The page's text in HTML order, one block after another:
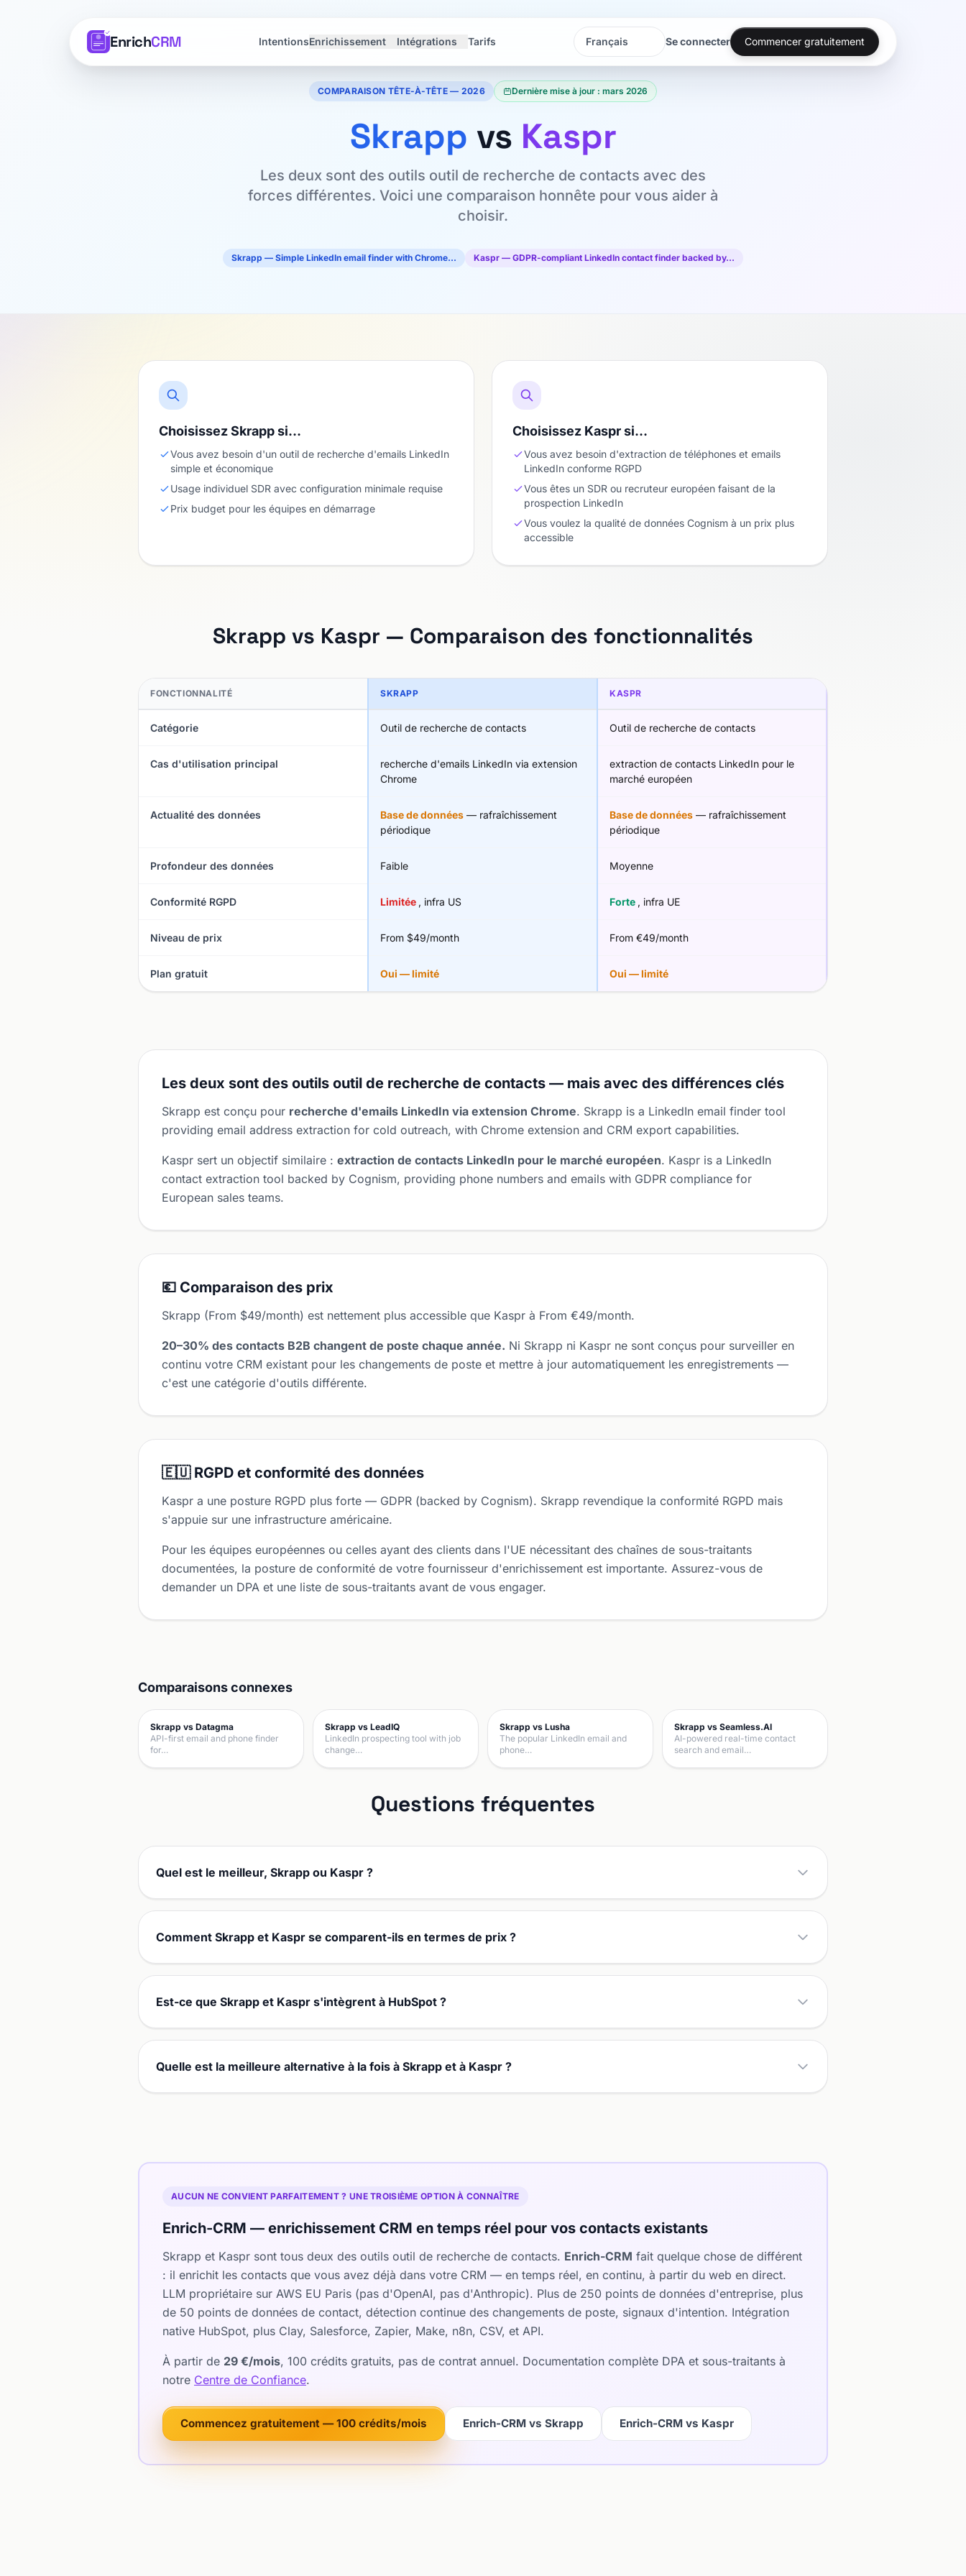
EnrichCRM IntentionsEnrichissement Intégrations Tarifs
Langue
Langue
Se connecter Commencer gratuitement
COMPARAISON TÊTE-À-TÊTE — 2026 Dernière mise à jour : mars 2026
Skrapp vs Kaspr
Les deux sont des outils outil de recherche de contacts avec des
forces différentes. Voici une comparaison honnête pour vous aider à
choisir.
Skrapp — Simple LinkedIn email finder with Chrome… Kaspr — GDPR-compliant LinkedIn contact finder backed by…
Choisissez Skrapp si…
Vous avez besoin d'un outil de recherche d'emails LinkedIn
simple et économique
Usage individuel SDR avec configuration minimale requise
Prix budget pour les équipes en démarrage
Choisissez Kaspr si…
Vous avez besoin d'extraction de téléphones et emails
LinkedIn conforme RGPD
Vous êtes un SDR ou recruteur européen faisant de la
prospection LinkedIn
Vous voulez la qualité de données Cognism à un prix plus
accessible
Skrapp vs Kaspr — Comparaison des fonctionnalités
FONCTIONNALITÉ SKRAPP KASPR
Catégorie Outil de recherche de contacts Outil de recherche de contacts
Cas d'utilisation principal
recherche d'emails LinkedIn via extension
Chrome
extraction de contacts LinkedIn pour le
marché européen
Actualité des données Base de données — rafraîchissement
périodique
Base de données — rafraîchissement
périodique
Profondeur des données Faible Moyenne
Conformité RGPD Limitée , infra US Forte , infra UE
Niveau de prix From $49/month From €49/month
Plan gratuit Oui — limité Oui — limité
Les deux sont des outils outil de recherche de contacts — mais avec des différences clés
Skrapp est conçu pour recherche d'emails LinkedIn via extension Chrome. Skrapp is a LinkedIn email finder tool
providing email address extraction for cold outreach, with Chrome extension and CRM export capabilities.
Kaspr sert un objectif similaire : extraction de contacts LinkedIn pour le marché européen. Kaspr is a LinkedIn
contact extraction tool backed by Cognism, providing phone numbers and emails with GDPR compliance for
European sales teams.
💶 Comparaison des prix
Skrapp (From $49/month) est nettement plus accessible que Kaspr à From €49/month.
20–30% des contacts B2B changent de poste chaque année. Ni Skrapp ni Kaspr ne sont conçus pour surveiller en
continu votre CRM existant pour les changements de poste et mettre à jour automatiquement les enregistrements —
c'est une catégorie d'outils différente.
🇪🇺 RGPD et conformité des données
Kaspr a une posture RGPD plus forte — GDPR (backed by Cognism). Skrapp revendique la conformité RGPD mais
s'appuie sur une infrastructure américaine.
Pour les équipes européennes ou celles ayant des clients dans l'UE nécessitant des chaînes de sous-traitants
documentées, la posture de conformité de votre fournisseur d'enrichissement est importante. Assurez-vous de
demander un DPA et une liste de sous-traitants avant de vous engager.
Comparaisons connexes
Skrapp vs Datagma
API-first email and phone finder
for…
Skrapp vs LeadIQ
LinkedIn prospecting tool with job
change…
Skrapp vs Lusha
The popular LinkedIn email and
phone…
Skrapp vs Seamless.AI
AI-powered real-time contact
search and email…
Questions fréquentes
Quel est le meilleur, Skrapp ou Kaspr ?
Comment Skrapp et Kaspr se comparent-ils en termes de prix ?
Est-ce que Skrapp et Kaspr s'intègrent à HubSpot ?
Quelle est la meilleure alternative à la fois à Skrapp et à Kaspr ?
AUCUN NE CONVIENT PARFAITEMENT ? UNE TROISIÈME OPTION À CONNAÎTRE
Enrich-CRM — enrichissement CRM en temps réel pour vos contacts existants
Skrapp et Kaspr sont tous deux des outils outil de recherche de contacts. Enrich-CRM fait quelque chose de différent
: il enrichit les contacts que vous avez déjà dans votre CRM — en temps réel, en continu, à partir du web en direct.
LLM propriétaire sur AWS EU Paris (pas d'OpenAI, pas d'Anthropic). Plus de 250 points de données d'entreprise, plus
de 50 points de données de contact, détection continue des changements de poste, signaux d'intention. Intégration
native HubSpot, plus Clay, Salesforce, Zapier, Make, n8n, CSV, et API.
À partir de 29 €/mois, 100 crédits gratuits, pas de contrat annuel. Documentation complète DPA et sous-traitants à
notre Centre de Confiance.
Commencez gratuitement — 100 crédits/mois Enrich-CRM vs Skrapp Enrich-CRM vs Kaspr